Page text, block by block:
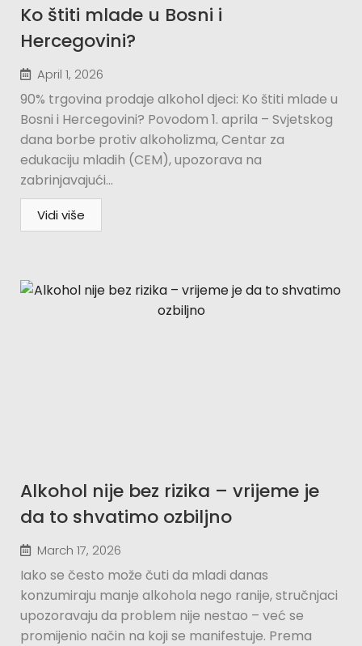
Ko štiti mlade u Bosni i
Hercegovini?​
April 1, 2026
90% trgovina prodaje alkohol djeci: Ko štiti mlade u
Bosni i Hercegovini? Povodom 1. aprila – Svjetskog
dana borbe protiv alkoholizma, Centar za
edukaciju mladih (CEM), upozorava na
zabrinjavajući...
Vidi više
Alkohol nije bez rizika – vrijeme je
da to shvatimo ozbiljno
March 17, 2026
Iako se često može čuti da mladi danas
konzumiraju manje alkohola nego ranije, stručnjaci
upozoravaju da problem nije nestao – već se
promijenio način na koji se manifestuje. Prema